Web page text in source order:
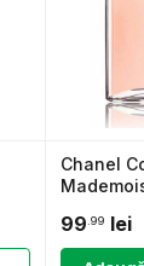
Chanel
99 .99 lei